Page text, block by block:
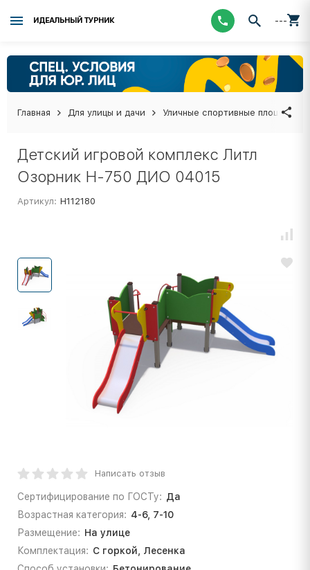
ИДЕАЛЬНЫЙ ТУРНИК ---
Главная Для улицы и дачи Уличные спортивные площадки
Детский игровой комплекс Литл
Озорник Н-750 ДИО 04015
Артикул: Н112180
Написать отзыв
Сертифицирование по ГОСТу: Да
Возрастная категория: 4-6, 7-10
Размещение: На улице
Комплектация: С горкой, Лесенка